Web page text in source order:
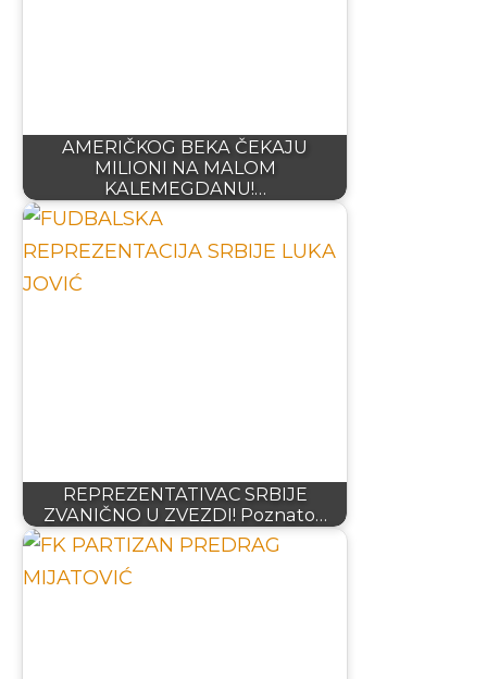
AMERIČKOG BEKA ČEKAJU
MILIONI NA MALOM
KALEMEGDANU!…
REPREZENTATIVAC SRBIJE
ZVANIČNO U ZVEZDI! Poznato…